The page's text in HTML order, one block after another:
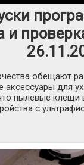
и
обещают
для
пылевые
с